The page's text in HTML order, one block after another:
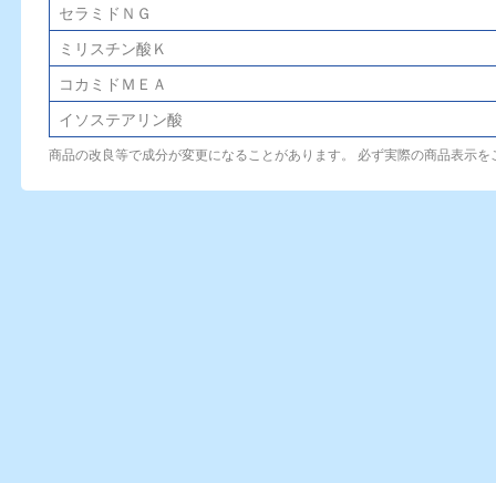
セラミドＮＧ
ミリスチン酸Ｋ
コカミドＭＥＡ
イソステアリン酸
商品の改良等で成分が変更になることがあります。 必ず実際の商品表示